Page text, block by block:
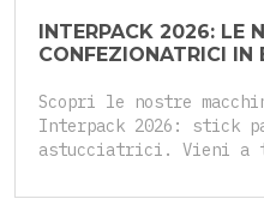
INTERPACK 2026: LE
CONFEZIONATRICI IN
Scopri le nostre
Interpack 2026: stick
astucciatrici. Vieni a